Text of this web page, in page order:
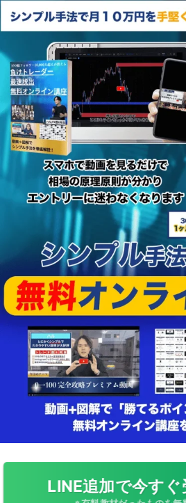
LINE追加で今すぐ